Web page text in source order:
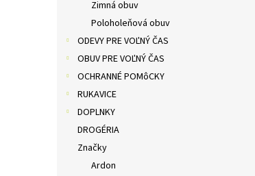
Zimná obuv
Poloholeňová obuv
ODEVY PRE VOĽNÝ ČAS
OBUV PRE VOĽNÝ ČAS
OCHRANNÉ POMôCKY
RUKAVICE
DOPLNKY
DROGÉRIA
Značky
Ardon